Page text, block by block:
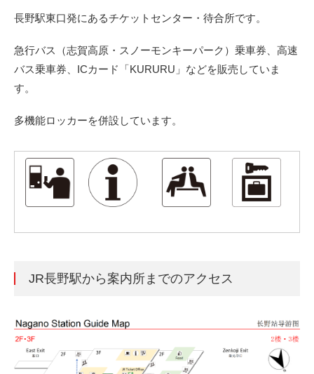
長野駅東口発にあるチケットセンター・待合所です。
急行バス（志賀高原・スノーモンキーパーク）乗車券、高速
バス乗車券、ICカード「KURURU」などを販売していま
す。
多機能ロッカーを併設しています。
JR長野駅から案内所までのアクセス